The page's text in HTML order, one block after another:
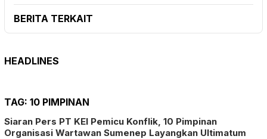
BERITA TERKAIT
HEADLINES
TAG: 10 PIMPINAN
Siaran Pers PT KEI Pemicu Konflik, 10 Pimpinan
Organisasi Wartawan Sumenep Layangkan Ultimatum